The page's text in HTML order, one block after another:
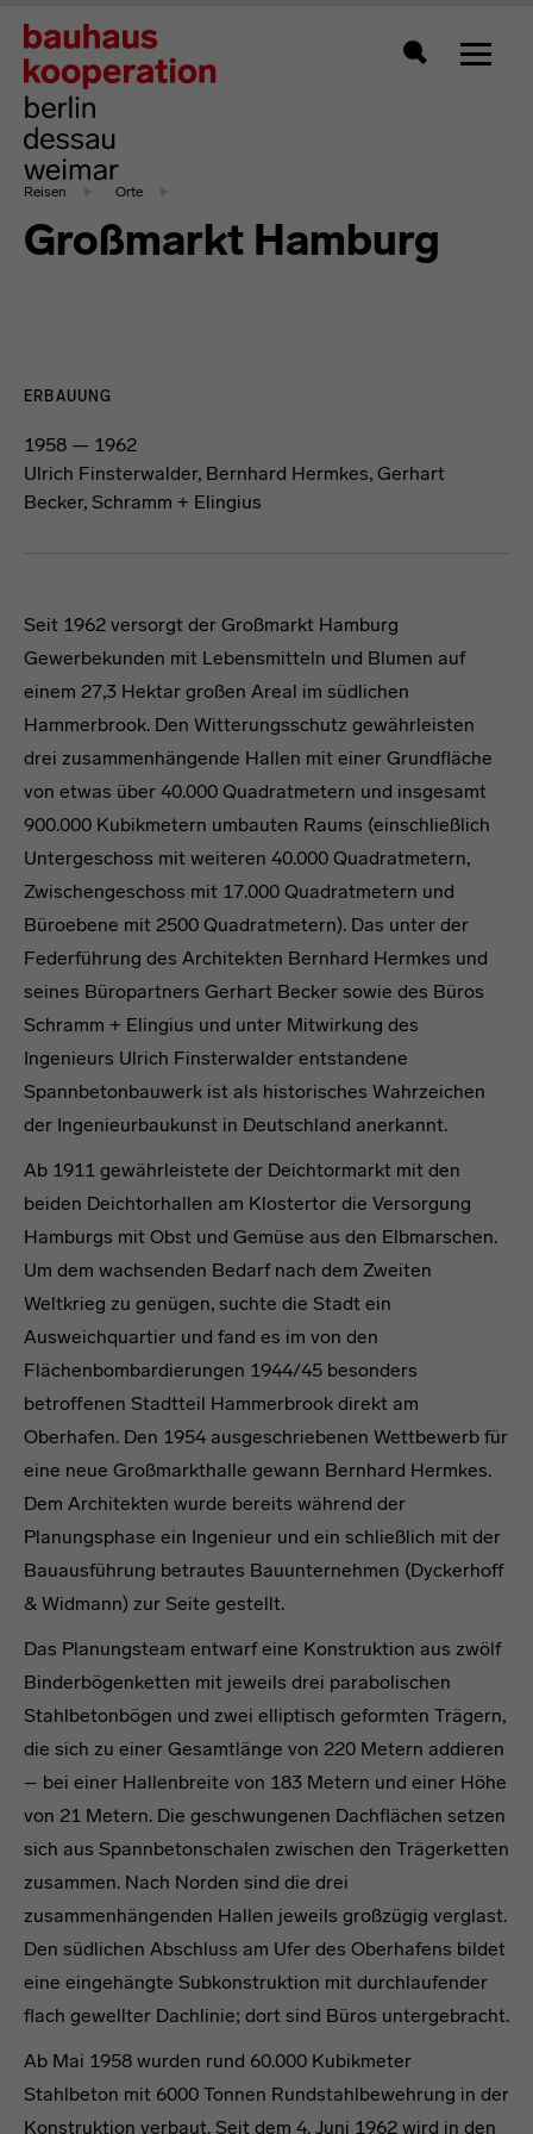
Zeigt
Reisen Orte
Großmarkt Hamburg
ERBAUUNG
1958 — 1962
Ulrich Finsterwalder, Bernhard Hermkes, Gerhart
Becker, Schramm + Elingius
Seit 1962 versorgt der Großmarkt Hamburg
Gewerbekunden mit Lebensmitteln und Blumen auf
einem 27,3 Hektar großen Areal im südlichen
Hammerbrook. Den Witterungsschutz gewährleisten
drei zusammenhängende Hallen mit einer Grundfläche
von etwas über 40.000 Quadratmetern und insgesamt
900.000 Kubikmetern umbauten Raums (einschließlich
Untergeschoss mit weiteren 40.000 Quadratmetern,
Zwischengeschoss mit 17.000 Quadratmetern und
Büroebene mit 2500 Quadratmetern). Das unter der
Federführung des Architekten Bernhard Hermkes und
seines Büropartners Gerhart Becker sowie des Büros
Schramm + Elingius und unter Mitwirkung des
Ingenieurs Ulrich Finsterwalder entstandene
Spannbetonbauwerk ist als historisches Wahrzeichen
der Ingenieurbaukunst in Deutschland anerkannt.
Ab 1911 gewährleistete der Deichtormarkt mit den
beiden Deichtorhallen am Klostertor die Versorgung
Hamburgs mit Obst und Gemüse aus den Elbmarschen.
Um dem wachsenden Bedarf nach dem Zweiten
Weltkrieg zu genügen, suchte die Stadt ein
Ausweichquartier und fand es im von den
Flächenbombardierungen 1944/45 besonders
betroffenen Stadtteil Hammerbrook direkt am
Oberhafen. Den 1954 ausgeschriebenen Wettbewerb für
eine neue Großmarkthalle gewann Bernhard Hermkes.
Dem Architekten wurde bereits während der
Planungsphase ein Ingenieur und ein schließlich mit der
Bauausführung betrautes Bauunternehmen (Dyckerhoff
& Widmann) zur Seite gestellt.
Das Planungsteam entwarf eine Konstruktion aus zwölf
Binderbögenketten mit jeweils drei parabolischen
Stahlbetonbögen und zwei elliptisch geformten Trägern,
die sich zu einer Gesamtlänge von 220 Metern addieren
– bei einer Hallenbreite von 183 Metern und einer Höhe
von 21 Metern. Die geschwungenen Dachflächen setzen
sich aus Spannbetonschalen zwischen den Trägerketten
zusammen. Nach Norden sind die drei
zusammenhängenden Hallen jeweils großzügig verglast.
Den südlichen Abschluss am Ufer des Oberhafens bildet
eine eingehängte Subkonstruktion mit durchlaufender
flach gewellter Dachlinie; dort sind Büros untergebracht.
Ab Mai 1958 wurden rund 60.000 Kubikmeter
Stahlbeton mit 6000 Tonnen Rundstahlbewehrung in der
Konstruktion verbaut. Seit dem 4. Juni 1962 wird in den